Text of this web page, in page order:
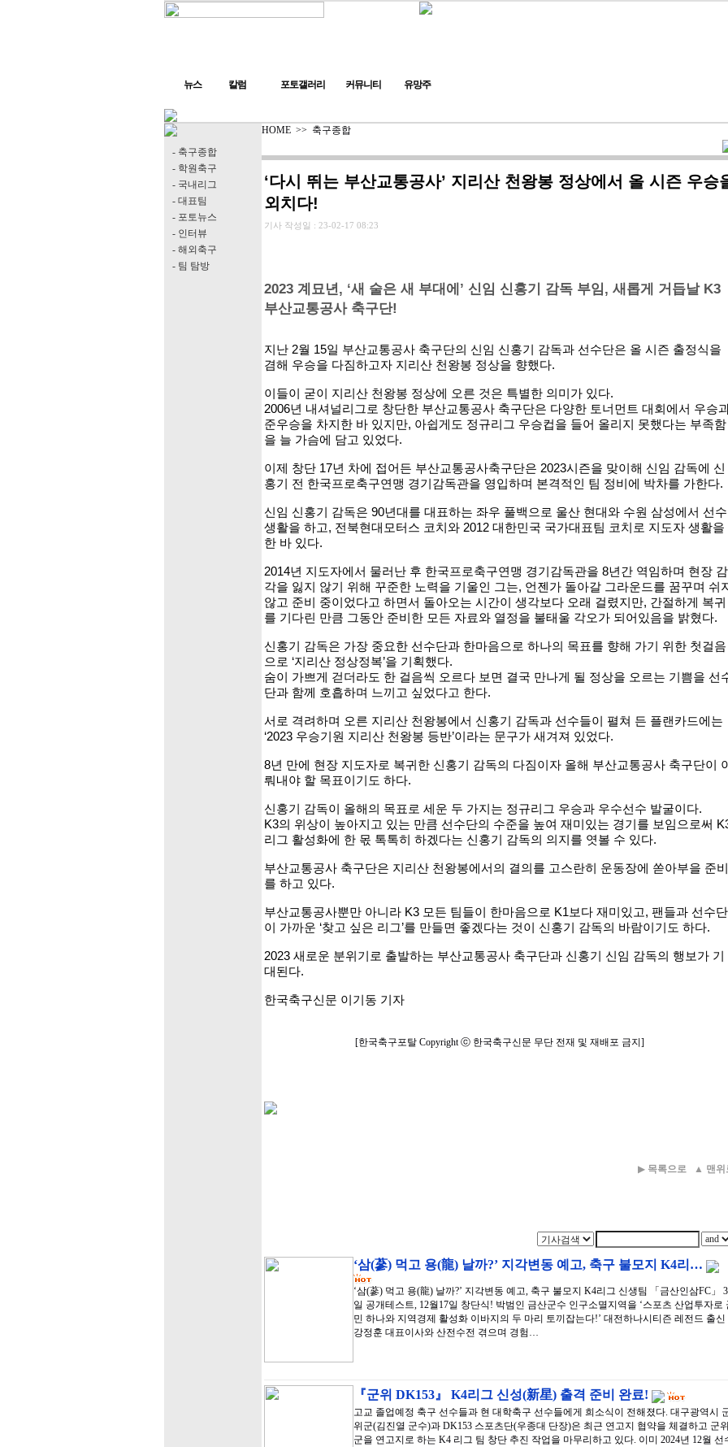
뉴스 칼럼 포토갤러리 커뮤니티 유망주
- 축구종합
- 학원축구
- 국내리그
- 대표팀
- 포토뉴스
- 인터뷰
- 해외축구
- 팀 탐방
HOME >> 축구종합
‘다시 뛰는 부산교통공사’ 지리산 천왕봉 정상에서 올 시즌 우승
외치다!
기사 작성일 : 23-02-17 08:23
2023 계묘년, ‘새 술은 새 부대에’ 신임 신홍기 감독 부임, 새롭게 거듭날 K3
부산교통공사 축구단!
지난 2월 15일 부산교통공사 축구단의 신임 신홍기 감독과 선수단은 올 시즌 출정식을
겸해 우승을 다짐하고자 지리산 천왕봉 정상을 향했다.
이들이 굳이 지리산 천왕봉 정상에 오른 것은 특별한 의미가 있다.
2006년 내셔널리그로 창단한 부산교통공사 축구단은 다양한 토너먼트 대회에서 우승
준우승을 차지한 바 있지만, 아쉽게도 정규리그 우승컵을 들어 올리지 못했다는 부족함
을 늘 가슴에 담고 있었다.
이제 창단 17년 차에 접어든 부산교통공사축구단은 2023시즌을 맞이해 신임 감독에 신
홍기 전 한국프로축구연맹 경기감독관을 영입하며 본격적인 팀 정비에 박차를 가한다.
신임 신홍기 감독은 90년대를 대표하는 좌우 풀백으로 울산 현대와 수원 삼성에서 선수
생활을 하고, 전북현대모터스 코치와 2012 대한민국 국가대표팀 코치로 지도자 생활을
한 바 있다.
2014년 지도자에서 물러난 후 한국프로축구연맹 경기감독관을 8년간 역임하며 현장 감
각을 잃지 않기 위해 꾸준한 노력을 기울인 그는, 언젠가 돌아갈 그라운드를 꿈꾸며 쉬지
않고 준비 중이었다고 하면서 돌아오는 시간이 생각보다 오래 걸렸지만, 간절하게 복귀
를 기다린 만큼 그동안 준비한 모든 자료와 열정을 불태울 각오가 되어있음을 밝혔다.
신홍기 감독은 가장 중요한 선수단과 한마음으로 하나의 목표를 향해 가기 위한 첫걸음
으로 ‘지리산 정상정복’을 기획했다.
숨이 가쁘게 걷더라도 한 걸음씩 오르다 보면 결국 만나게 될 정상을 오르는 기쁨을 선
단과 함께 호흡하며 느끼고 싶었다고 한다.
서로 격려하며 오른 지리산 천왕봉에서 신홍기 감독과 선수들이 펼쳐 든 플랜카드에는
‘2023 우승기원 지리산 천왕봉 등반’이라는 문구가 새겨져 있었다.
8년 만에 현장 지도자로 복귀한 신홍기 감독의 다짐이자 올해 부산교통공사 축구단이 이
뤄내야 할 목표이기도 하다.
신홍기 감독이 올해의 목표로 세운 두 가지는 정규리그 우승과 우수선수 발굴이다.
K3의 위상이 높아지고 있는 만큼 선수단의 수준을 높여 재미있는 경기를 보임으로써
리그 활성화에 한 몫 톡톡히 하겠다는 신홍기 감독의 의지를 엿볼 수 있다.
부산교통공사 축구단은 지리산 천왕봉에서의 결의를 고스란히 운동장에 쏟아부을 준비
를 하고 있다.
부산교통공사뿐만 아니라 K3 모든 팀들이 한마음으로 K1보다 재미있고, 팬들과 선수단
이 가까운 ‘찾고 싶은 리그’를 만들면 좋겠다는 것이 신홍기 감독의 바람이기도 하다.
2023 새로운 분위기로 출발하는 부산교통공사 축구단과 신홍기 신임 감독의 행보가 기
대된다.
한국축구신문 이기동 기자
[한국축구포탈 Copyright ⓒ 한국축구신문 무단 전재 및 재배포 금지]
▶ 목록으로 ▲ 맨위
‘삼(蔘) 먹고 용(龍) 날까?’ 지각변동 예고, 축구 불모지 K4리…
‘삼(蔘) 먹고 용(龍) 날까?’ 지각변동 예고, 축구 불모지 K4리그 신생팀 「금산인삼FC」
일 공개테스트, 12월17일 창단식! 박범인 금산군수 인구소멸지역을 ‘스포츠 산업투자로
민 하나와 지역경제 활성화 이바지의 두 마리 토끼잡는다!’ 대전하나시티즌 레전드 출신
강정훈 대표이사와 산전수전 겪으며 경험…
『군위 DK153』 K4리그 신성(新星) 출격 준비 완료!
고교 졸업예정 축구 선수들과 현 대학축구 선수들에게 희소식이 전해졌다. 대구광역시
위군(김진열 군수)과 DK153 스포츠단(우종대 단장)은 최근 연고지 협약을 체결하고 군위
군을 연고지로 하는 K4 리그 팀 창단 추진 작업을 마무리하고 있다. 이미 2024년 12월 선